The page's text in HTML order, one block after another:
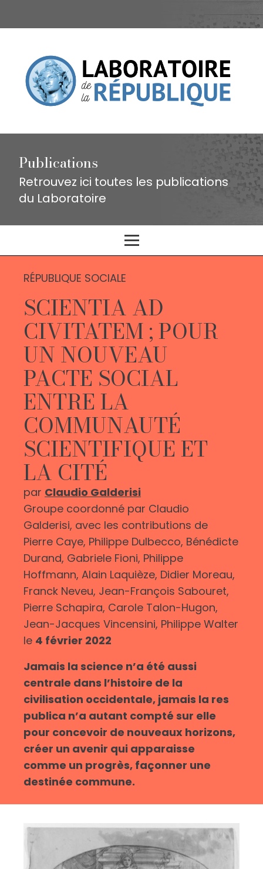
Publications
Retrouvez ici toutes les publications
du Laboratoire
RÉPUBLIQUE SOCIALE
SCIENTIA AD
CIVITATEM ; POUR
UN NOUVEAU
PACTE SOCIAL
ENTRE LA
COMMUNAUTÉ
SCIENTIFIQUE ET
LA CITÉ
par Claudio Galderisi
Groupe coordonné par Claudio
Galderisi, avec les contributions de
Pierre Caye, Philippe Dulbecco, Bénédicte
Durand, Gabriele Fioni, Philippe
Hoffmann, Alain Laquièze, Didier Moreau,
Franck Neveu, Jean-François Sabouret,
Pierre Schapira, Carole Talon-Hugon,
Jean-Jacques Vincensini, Philippe Walter
le 4 février 2022
Jamais la science n’a été aussi
centrale dans l’histoire de la
civilisation occidentale, jamais la res
publica n’a autant compté sur elle
pour concevoir de nouveaux horizons,
créer un avenir qui apparaisse
comme un progrès, façonner une
destinée commune.